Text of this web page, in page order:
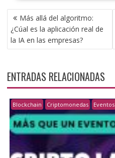
NAVEGACIÓN
DE
ENTRADAS
Más allá del algoritmo:
¿Cúal es la aplicación real de
la IA en las empresas?
ENTRADAS RELACIONADAS
Blockchain Criptomonedas Eventos